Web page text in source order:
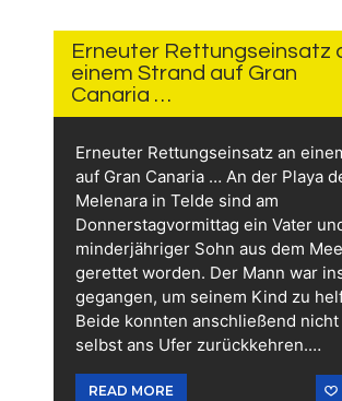
Erneuter Rettungseinsatz
einem Strand auf Gran
Canaria …
Erneuter Rettungseinsatz an
auf Gran Canaria … An der Playa
Melenara in Telde sind am
Donnerstagvormittag ein Vater
minderjähriger Sohn aus dem
gerettet worden. Der Mann war
gegangen, um seinem Kind zu
Beide konnten anschließend
selbst ans Ufer zurückkehren.…
READ MORE